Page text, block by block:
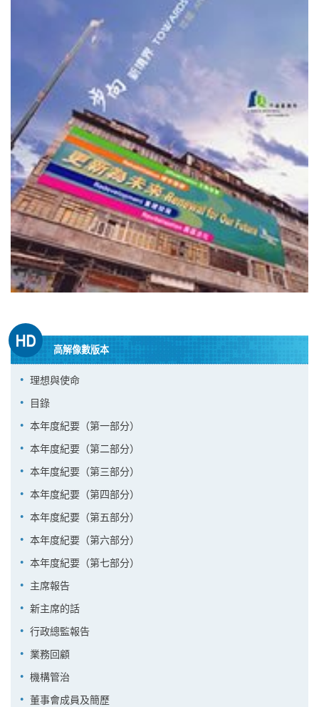
高解像數版本
理想與使命
目錄
本年度紀要（第一部分）
本年度紀要（第二部分）
本年度紀要（第三部分）
本年度紀要（第四部分）
本年度紀要（第五部分）
本年度紀要（第六部分）
本年度紀要（第七部分）
主席報告
新主席的話
行政總監報告
業務回顧
機構管治
董事會成員及簡歷